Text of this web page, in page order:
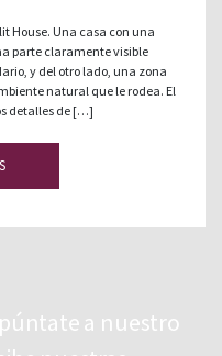
House. Una casa con una
parte claramente visible
y del otro lado, una zona
natural que le rodea. El
detalles de […]
a nuestro